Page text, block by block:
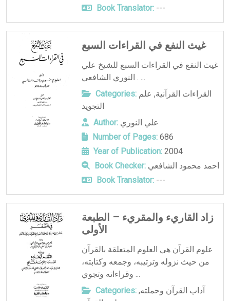
Book Translator:---
غيث النفع في القراءات السبع
غيث النفع في القراءات السبع للشيخ علي
النوري الشافعي . ...
Categories:
القراءات القرآنية, علم
التجويد
Author: علي النوري
Number of Pages:686
Year of Publication:2004
Book Checker: احمد محمود الشافعي
Book Translator:---
زاد القاريء والمقريء – الطبعة
الأولى
علوم القرآن هي العلوم المتعلقة بالقرآن
من حيث نزوله وترتيبه، وجمعه وكتابته،
وقراءاته وتجوي ...
Categories: آداب القرآن وحملته,